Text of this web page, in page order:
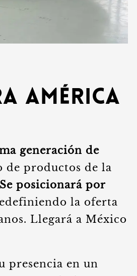
América
generación de
productos de la
Se posicionará por
la oferta
Llegará a México
presencia en un